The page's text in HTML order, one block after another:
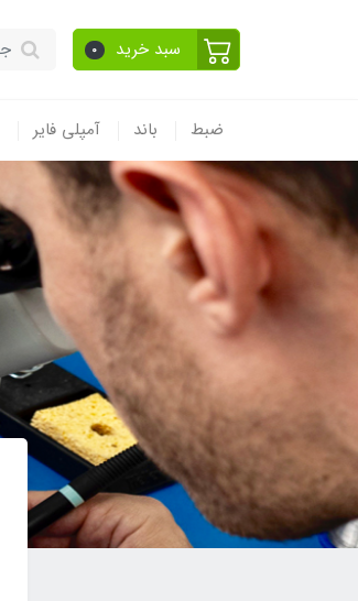
سبد خرید 0
ضبط باند آمپلی فایر